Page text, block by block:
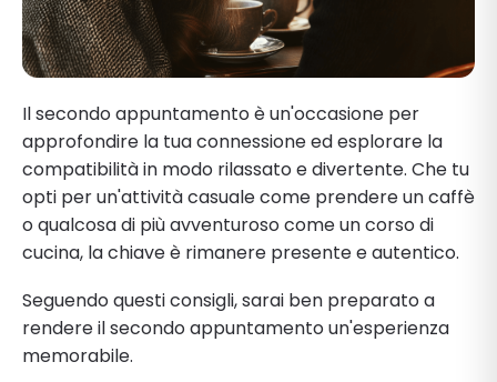
Il secondo appuntamento è un'occasione per
approfondire la tua connessione ed esplorare la
compatibilità in modo rilassato e divertente. Che tu
opti per un'attività casuale come prendere un caffè
o qualcosa di più avventuroso come un corso di
cucina, la chiave è rimanere presente e autentico.
Seguendo questi consigli, sarai ben preparato a
rendere il secondo appuntamento un'esperienza
memorabile.